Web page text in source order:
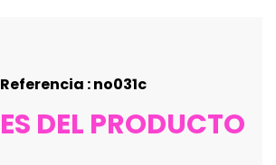
Referencia : no031c
DEL PRODUCTO